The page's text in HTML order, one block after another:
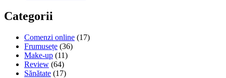
Categorii
Comenzi online (17)
Frumusețe (36)
Make-up (11)
Review (64)
Sănătate (17)